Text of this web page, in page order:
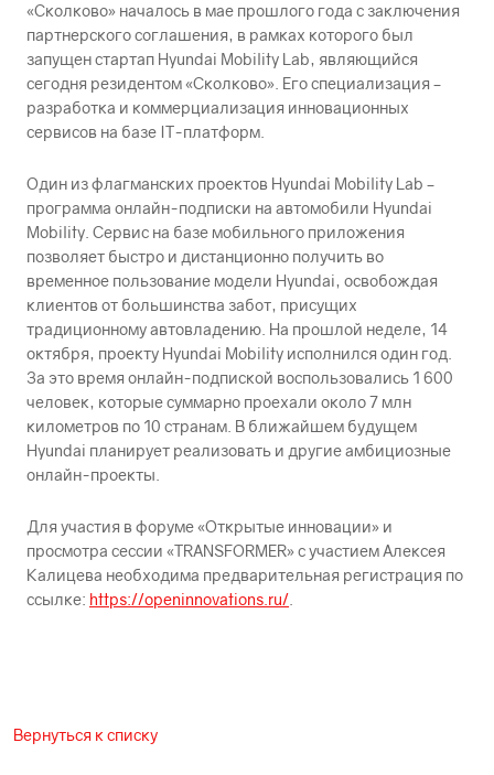
«Сколково» началось в мае прошлого года с заключения
партнерского соглашения, в рамках которого был
запущен стартап Hyundai Mobility Lab, являющийся
сегодня резидентом «Сколково». Его специализация –
разработка и коммерциализация инновационных
сервисов на базе IT-платформ.
Один из флагманских проектов Hyundai Mobility Lab –
программа онлайн-подписки на автомобили Hyundai
Mobility. Сервис на базе мобильного приложения
позволяет быстро и дистанционно получить во
временное пользование модели Hyundai, освобождая
клиентов от большинства забот, присущих
традиционному автовладению. На прошлой неделе, 14
октября, проекту Hyundai Mobility исполнился один год.
За это время онлайн-подпиской воспользовались 1 600
человек, которые суммарно проехали около 7 млн
километров по 10 странам. В ближайшем будущем
Hyundai планирует реализовать и другие амбициозные
онлайн-проекты.
Для участия в форуме «Открытые инновации» и
просмотра сессии «TRANSFORMER» с участием Алексея
Калицева необходима предварительная регистрация по
ссылке: https://openinnovations.ru/
Вернуться к списку